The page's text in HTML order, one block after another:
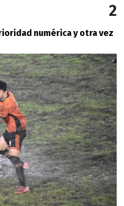
2
numérica y otra vez